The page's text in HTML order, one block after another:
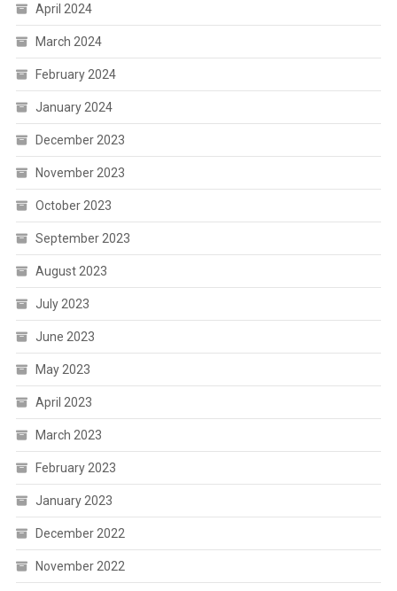
April 2024
March 2024
February 2024
January 2024
December 2023
November 2023
October 2023
September 2023
August 2023
July 2023
June 2023
May 2023
April 2023
March 2023
February 2023
January 2023
December 2022
November 2022